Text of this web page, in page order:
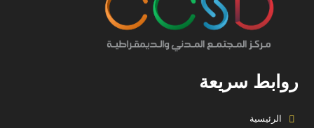
روابط سريعة
الرئيسية